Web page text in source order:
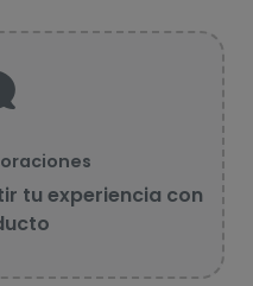
tu experiencia con